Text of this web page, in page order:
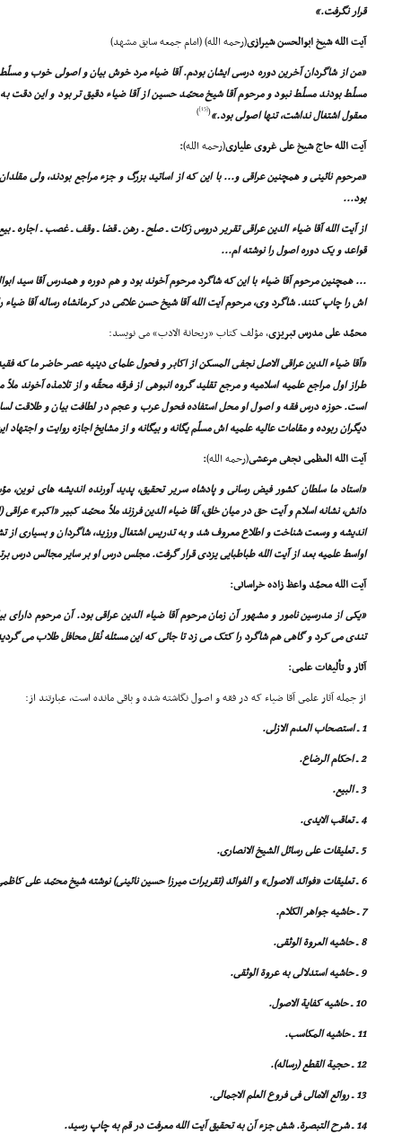
قرار نگرفت.»
آیت الله شیخ ابوالحسن شیرازى(رحمه الله) (امام جمعه سابق مشهد)
«من از شاگردان آخرین دوره درسى ایشان بودم. آقا ضیاء مرد خوش بیان و اصولى خوب و
مسلّط بودند مسلّط نبود و مرحوم آقا شیخ محمّد حسین از آقا ضیاء دقیق تر بود و این دقت
معقول اشتغال نداشت، تنها اصولى بود.»(
[15]
)
آیت الله حاج شیخ على غروى علیارى(رحمه الله):
«مرحوم نائینى و همچنین عراقى و... با این که از اساتید بزرگ و جزء مراجع بودند، ولى
بود...
از آیت الله آقا ضیاء الدین عراقى تقریر دروس زکات ـ صلح ـ رهن ـ قضا ـ وقف ـ غصب ـ اجاره
قواعد و یک دوره اصول را نوشته ام...
... همچنین مرحوم آقا ضیاء با این که شاگرد مرحوم آخوند بود و هم دوره و همدرس آقا سید
اش را چاپ کنند. شاگرد وى، مرحوم آیت الله آقا شیخ حسن علامّى در کرمانشاه رساله آقا
محمّد على مدرس تبریزى، مؤلف کتاب «ریحانة الادب» مى نویسد:
«آقا ضیاء الدین عراقى الاصل نجفى المسکن از اکابر و فحول علماى دینیه عصر حاضر ما که
طراز اول مراجع علمیه اسلامیه و مرجع تقلید گروه انبوهى از فرقه محقّه و از تلامذه آخوند
است. حوزه درس فقه و اصول او محل استفاده فحول عرب و عجم در لطافت بیان و طلاقت
دیگران ربوده و مقامات عالیه علمیه اش مسلّم یگانه و بیگانه و از مشایخ اجازه روایت و اجتهاد
آیت الله العظمى نجفى مرعشى(رحمه الله):
«استاد ما سلطان کشور فیض رسانى و پادشاه سریر تحقیق، پدید آورنده اندیشه هاى نوین،
دانش، نشانه اسلام و آیت حق در میان خلق، آقا ضیاء الدین فرزند ملاّ محمّد کبیر «اکبر»
اندیشه و وسعت شناخت و اطلاع معروف شد و به تدریس اشتغال ورزید، شاگردان و بسیارى از
اواسط علمیه بعد از آیت الله طباطبایى یزدى قرار گرفت. مجلس درس او بر سایر مجالس درس
آیت الله محمّد واعظ زاده خراسانى:
«یکى از مدرسین نامور و مشهور آن زمان مرحوم آقا ضیاء الدین عراقى بود. آن مرحوم داراى
تندى مى کرد و گاهى هم شاگرد را کتک مى زد تا جائى که این مسئله نُقل محافل طلاب مى
آثار و تألیفات علمى:
از جمله آثار علمى آقا ضیاء که در فقه و اصول نگاشته شده و باقى مانده است، عبارتند از:
1 ـ استصحاب العدم الازلى.
2 ـ احکام الرضاع.
3 ـ البیع.
4 ـ تعاقب الایدى.
5 ـ تعلیقات على رسائل الشیخ الانصارى.
6 ـ تعلیقات «فوائد الاصول» و الفوائد (تقریرات میرزا حسین نائینى) نوشته شیخ محمّد على کاظمى.
7 ـ حاشیه جواهر الکلام.
8 ـ حاشیه العروة الوثقى.
9 ـ حاشیه استدلالى به عروة الوثقى.
10 ـ حاشیه کفایة الاصول.
11 ـ حاشیه المکاسب.
12 ـ حجیة القطع (رساله).
13 ـ روائع الامالى فى فروع العلم الاجمالى.
14 ـ شرح التبصرة. شش جزء آن به تحقیق آیت الله معرفت در قم به چاپ رسید.